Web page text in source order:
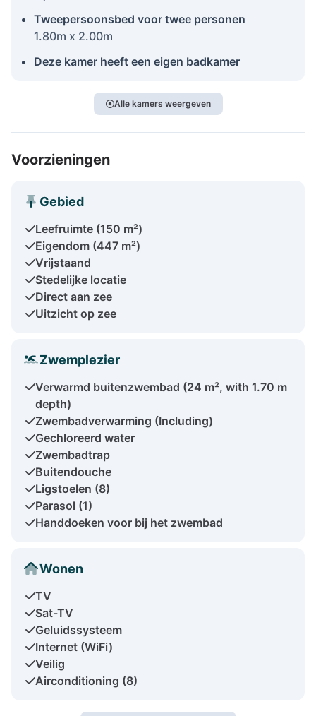
Tweepersoonsbed voor twee personen
1.80m x 2.00m
Deze kamer heeft een eigen badkamer
Alle kamers weergeven
Voorzieningen
Gebied
Leefruimte (150 m²)
Eigendom (447 m²)
Vrijstaand
Stedelijke locatie
Direct aan zee
Uitzicht op zee
Zwemplezier
Verwarmd buitenzwembad (24 m², with 1.70 m
depth)
Zwembadverwarming (Including)
Gechloreerd water
Zwembadtrap
Buitendouche
Ligstoelen (8)
Parasol (1)
Handdoeken voor bij het zwembad
Wonen
TV
Sat-TV
Geluidssysteem
Internet (WiFi)
Veilig
Airconditioning (8)